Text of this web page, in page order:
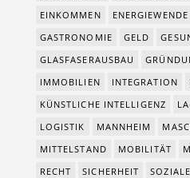
EINKOMMEN
ENERGIEWENDE
GASTRONOMIE
GELD
GLASFASERAUSBAU
IMMOBILIEN
INTEGRATION
KÜNSTLICHE INTELLIGENZ
LOGISTIK
MANNHEIM
MITTELSTAND
MOBILITÄT
RECHT
SICHERHEIT